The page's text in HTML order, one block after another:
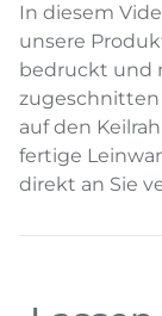
In diesem
unsere
bedruckt und
zugeschnitten
auf den
fertige
direkt an Sie